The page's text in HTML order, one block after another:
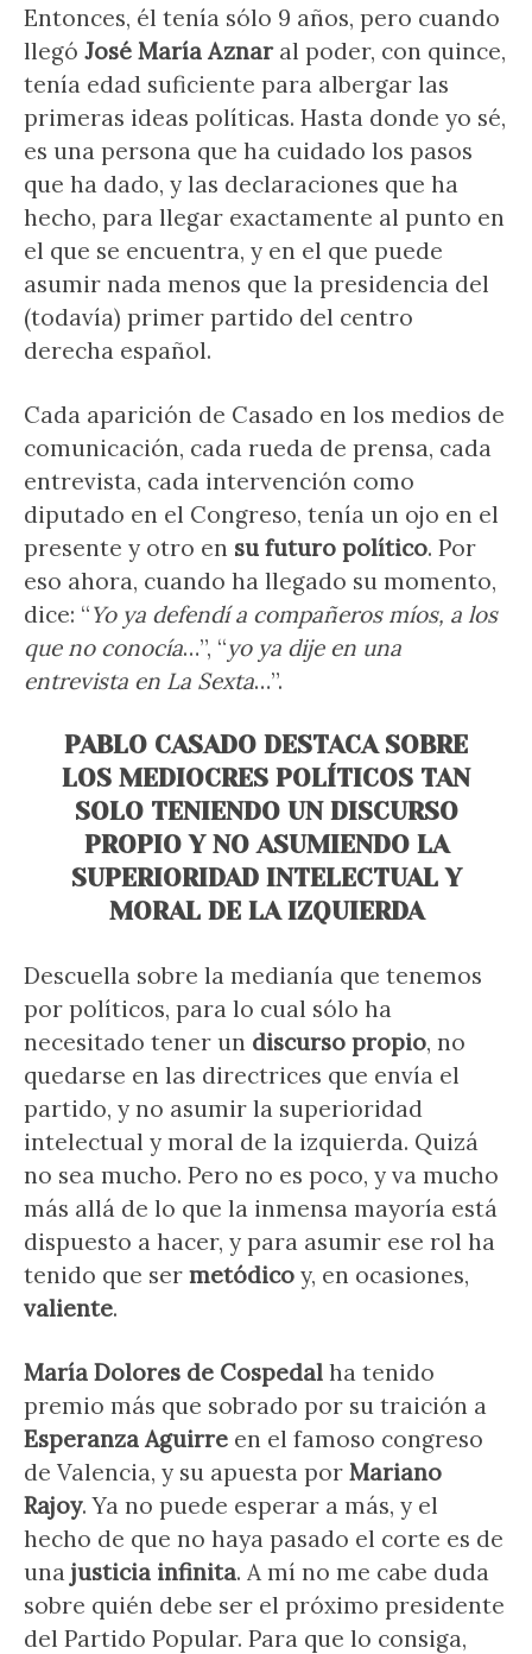
Entonces, él tenía sólo 9 años, pero cuando
llegó José María Aznaral poder, con quince,
tenía edad suficiente para albergar las
primeras ideas políticas. Hasta donde yo sé,
es una persona que ha cuidado los pasos
que ha dado, y las declaraciones que ha
hecho, para llegar exactamente al punto en
el que se encuentra, y en el que puede
asumir nada menos que la presidencia del
(todavía) primer partido del centro
derecha español.
Cada aparición de Casado en los medios de
comunicación, cada rueda de prensa, cada
entrevista, cada intervención como
diputado en el Congreso, tenía un ojo en el
presente y otro en su futuro político. Por
eso ahora, cuando ha llegado su momento,
dice: “Yo ya defendí a compañeros míos, a los
que no conocía…”, “yo ya dije en una
entrevista en La Sexta…”.
PABLO CASADO DESTACA SOBRE
LOS MEDIOCRES POLÍTICOS TAN
SOLO TENIENDO UN DISCURSO
PROPIO Y NO ASUMIENDO LA
SUPERIORIDAD INTELECTUAL Y
MORAL DE LA IZQUIERDA
Descuella sobre la medianía que tenemos
por políticos, para lo cual sólo ha
necesitado tener un discurso propio, no
quedarse en las directrices que envía el
partido, y no asumir la superioridad
intelectual y moral de la izquierda. Quizá
no sea mucho. Pero no es poco, y va mucho
más allá de lo que la inmensa mayoría está
dispuesto a hacer, y para asumir ese rol ha
tenido que ser metódico y, en ocasiones,
valiente.
María Dolores de Cospedal ha tenido
premio más que sobrado por su traición a
Esperanza Aguirre en el famoso congreso
de Valencia, y su apuesta por Mariano
Rajoy. Ya no puede esperar a más, y el
hecho de que no haya pasado el corte es de
una justicia infinita. A mí no me cabe duda
sobre quién debe ser el próximo presidente
del Partido Popular. Para que lo consiga,